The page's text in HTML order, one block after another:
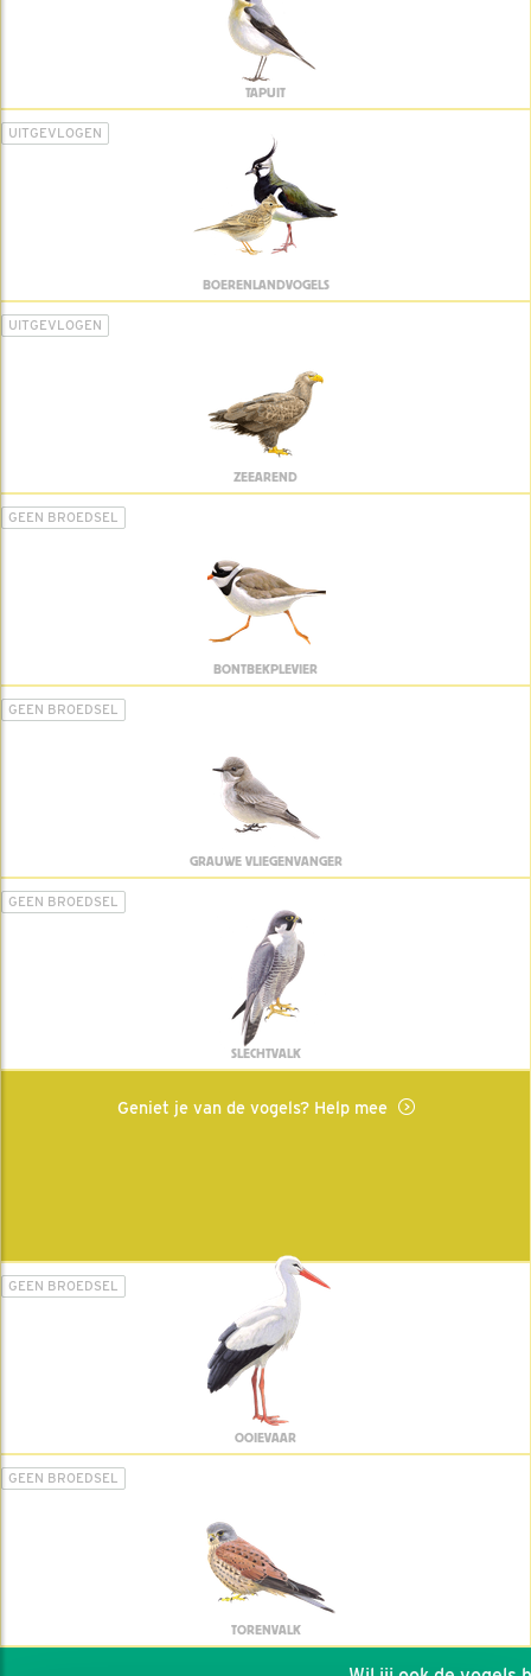
TAPUIT
UITGEVLOGEN
BOERENLANDVOGELS
UITGEVLOGEN
ZEEAREND
GEEN BROEDSEL
BONTBEKPLEVIER
GEEN BROEDSEL
GRAUWE VLIEGENVANGER
GEEN BROEDSEL
SLECHTVALK
Geniet je van de vogels? Help mee
GEEN BROEDSEL
OOIEVAAR
GEEN BROEDSEL
TORENVALK